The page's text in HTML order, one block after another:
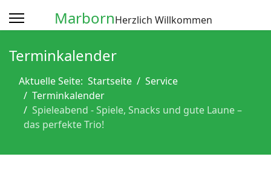
MarbornHerzlich Willkommen
Terminkalender
Aktuelle Seite: Startseite
Service
Terminkalender
Spieleabend - Spiele, Snacks und gute Laune –
das perfekte Trio!